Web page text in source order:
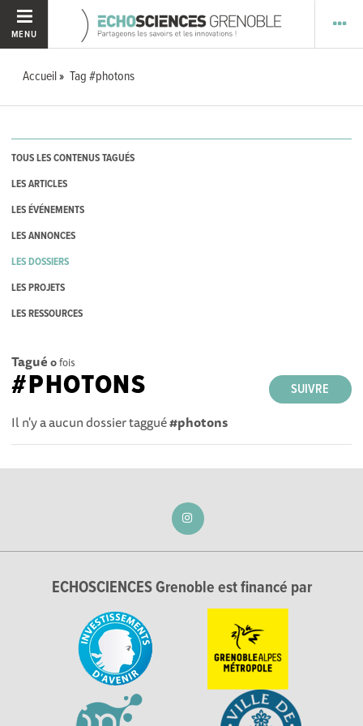
MENU
Accueil Tag #photons
TOUS LES CONTENUS TAGUÉS
LES ARTICLES
LES ÉVÉNEMENTS
LES ANNONCES
LES DOSSIERS
LES PROJETS
LES RESSOURCES
Tagué 0fois
SUIVRE
#PHOTONS
Il n'y a aucun dossier taggué#photons
ECHOSCIENCES Grenoble est financé par